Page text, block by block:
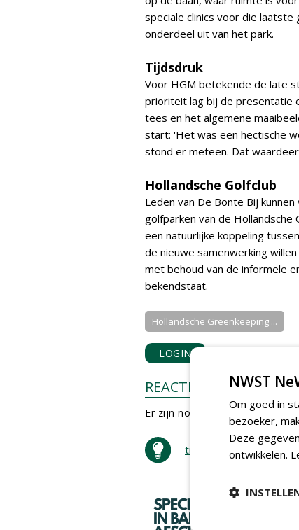
speciale clinics voor die
onderdeel uit van het park.
Tijdsdruk
Voor HGM betekende de late
prioriteit lag bij de presentatie
tees en het algemene
start: 'Het was een hectische
stond er meteen. Dat
Hollandsche Golfclub
Leden van De Bonte Bij
golfparken van de
een natuurlijke koppeling
de nieuwe samenwerking
met behoud van de informele
bekendstaat.
Hollandsche Greenkeeping ...
LOGIN
REACTIES
Er zijn nog geen reacties.
tip de redactie
NWST
Om goed in
bezoeker,
Deze
ontwikkelen.